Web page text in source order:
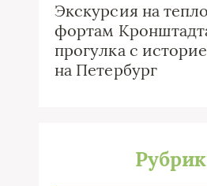
Экскурсия на
фортам
прогулка с
на Петербург